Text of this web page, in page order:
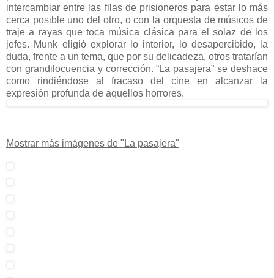
intercambiar entre las filas de prisioneros para estar lo más
cerca posible uno del otro, o con la orquesta de músicos de
traje a rayas que toca música clásica para el solaz de los
jefes. Munk eligió explorar lo interior, lo desapercibido, la
duda, frente a un tema, que por su delicadeza, otros tratarían
con grandilocuencia y corrección. “La pasajera” se deshace
como rindiéndose al fracaso del cine en alcanzar la
expresión profunda de aquellos horrores.
Mostrar más imágenes de "La pasajera"